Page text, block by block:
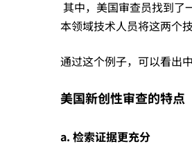
给
出
了
其中，美国审查员找到了
本领域技术人员将这两个
通过这个例子，可以看出
美国新创性审查的特点
a. 检索证据更充分